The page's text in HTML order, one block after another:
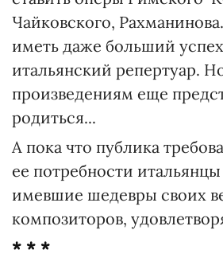
Чайковского,
иметь даже больший
итальянский репертуар.
произведениям еще
родиться...
А пока что публика
ее потребности
имевшие шедевры своих
композиторов,
* * *